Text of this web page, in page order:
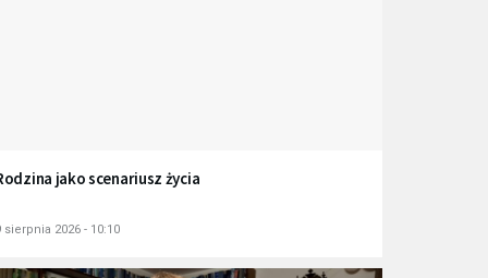
jako scenariusz życia
sierpnia 2026 - 10:10